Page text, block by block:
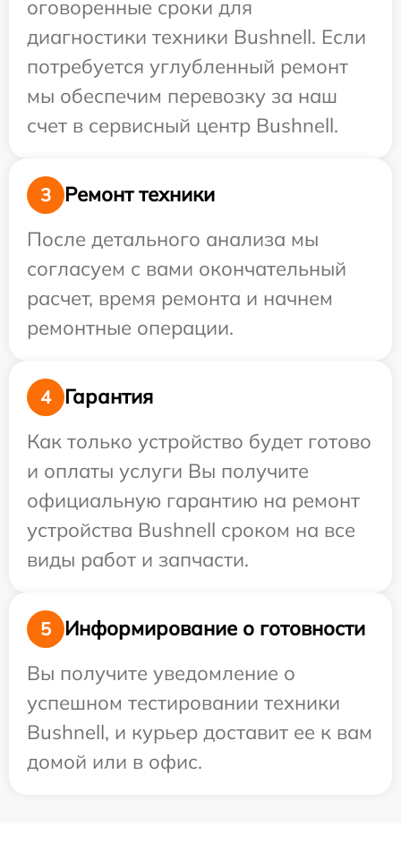
оговоренные сроки для
диагностики техники Bushnell. Если
потребуется углубленный ремонт
мы обеспечим перевозку за наш
счет в сервисный центр Bushnell.
3
Ремонт техники
После детального анализа мы
согласуем с вами окончательный
расчет, время ремонта и начнем
ремонтные операции.
4
Гарантия
Как только устройство будет готово
и оплаты услуги Вы получите
официальную гарантию на ремонт
устройства Bushnell сроком на все
виды работ и запчасти.
5
Информирование о готовности
Вы получите уведомление о
успешном тестировании техники
Bushnell, и курьер доставит ее к вам
домой или в офис.